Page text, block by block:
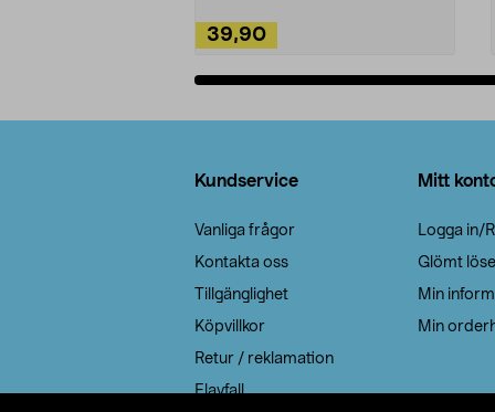
39,90
Kundservice
Vanliga frågor
Kontakta oss
Tillgänglighet
Köpvillkor
Retur / reklamation
Elavfall
Mitt
Logga in/
Glömt
Min
Min